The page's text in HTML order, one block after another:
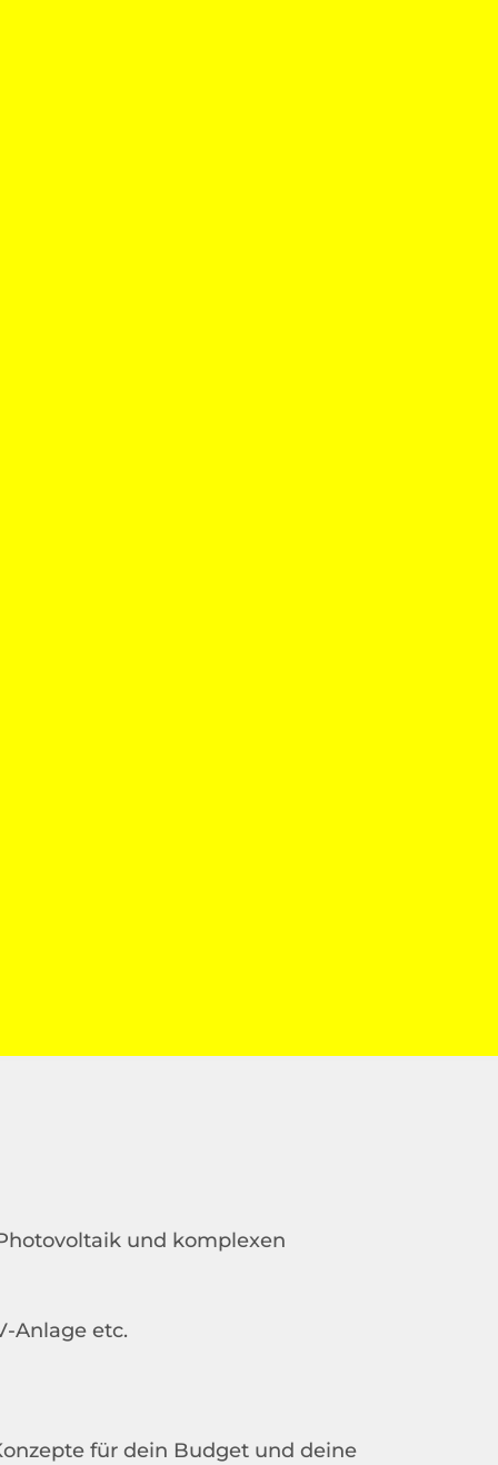
und komplexen
Anlage etc.
für dein Budget und deine